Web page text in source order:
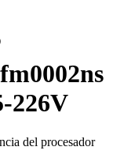
226V
del procesador